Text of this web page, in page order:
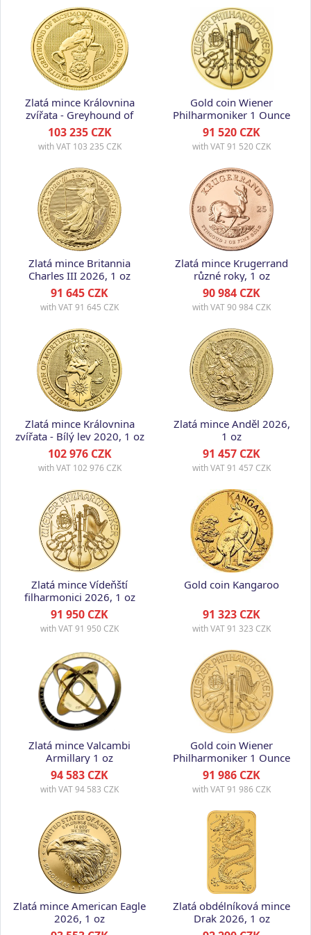
Zlatá mince Královnina
zvířata - Greyhound of
Richmond (white) 2021,
1 oz
103 235 CZK
with VAT103 235 CZK
Gold coin Wiener
Philharmoniker 1 Ounce
91 520 CZK
with VAT91 520 CZK
Zlatá mince Britannia
Charles III 2026, 1 oz
91 645 CZK
with VAT91 645 CZK
Zlatá mince Krugerrand
různé roky, 1 oz
90 984 CZK
with VAT90 984 CZK
Zlatá mince Královnina
zvířata - Bílý lev 2020, 1 oz
102 976 CZK
with VAT102 976 CZK
Zlatá mince Anděl 2026,
1 oz
91 457 CZK
with VAT91 457 CZK
Zlatá mince Vídeňští
filharmonici 2026, 1 oz
91 950 CZK
with VAT91 950 CZK
Gold coin Kangaroo
91 323 CZK
with VAT91 323 CZK
Zlatá mince Valcambi
Armillary 1 oz
94 583 CZK
with VAT94 583 CZK
Gold coin Wiener
Philharmoniker 1 Ounce
ATS
91 986 CZK
with VAT91 986 CZK
Zlatá mince American Eagle
2026, 1 oz
Zlatá obdélníková mince
Drak 2026, 1 oz